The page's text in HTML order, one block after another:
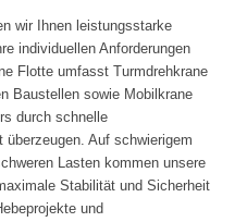
wir Ihnen leistungsstarke
individuellen Anforderungen
Flotte umfasst Turmdrehkrane
Baustellen sowie Mobilkrane
durch schnelle
Auf schwierigem
Lasten kommen unsere
Stabilität und Sicherheit
und